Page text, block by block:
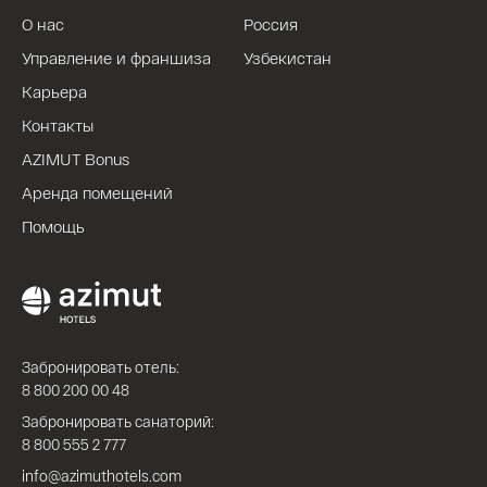
О нас
Управление и франшиза
Карьера
Контакты
AZIMUT Bonus
Аренда помещений
Помощь
Россия
Узбекистан
Забронировать отель:
8 800 200 00 48
Забронировать санаторий:
8 800 555 2 777
info@azimuthotels.com